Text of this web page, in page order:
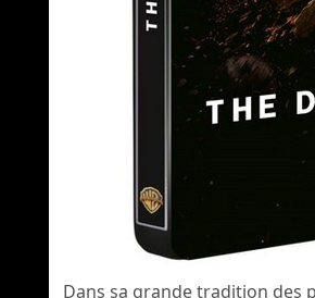
Dans sa grande tradition des